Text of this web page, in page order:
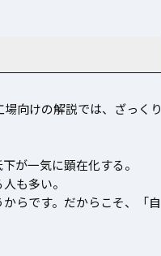
向けの解説では、ざっくり
が一気に顕在化する。
も多い。
らです。だからこそ、「自